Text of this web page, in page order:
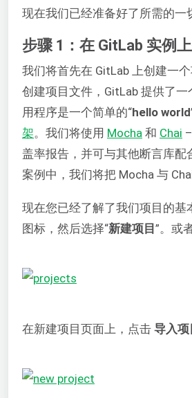
现在我们已经准备好了所需的一
步骤 1：在 GitLab 实例
我们将首先在 GitLab 上创建一
创建项目文件，GitLab 提供了
用程序是一个简单的“hello world
架。我们将使用 Mocha 和 Chai
盖率报告，并可与其他断言库
案例中，我们将把 Mocha 与
现在您已经了解了我们项目的
图标，然后选择“新建项目 ”。或
在新建项目页面上，点击 导入项